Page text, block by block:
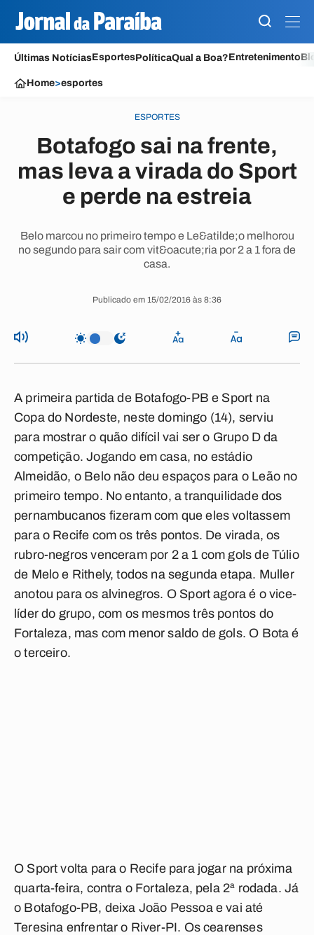
Últimas NotíciasEsportesPolíticaQual a Boa?Entretenimento
Home>esportes
ESPORTES
Botafogo sai na frente,
mas leva a virada do Sport
e perde na estreia
Belo marcou no primeiro tempo e Le&atilde;o melhorou
no segundo para sair com vit&oacute;ria por 2 a 1 fora de
casa.
Publicado em 15/02/2016 às 8:36
A primeira partida de Botafogo-PB e Sport na
Copa do Nordeste, neste domingo (14), serviu
para mostrar o quão difícil vai ser o Grupo D da
competição. Jogando em casa, no estádio
Almeidão, o Belo não deu espaços para o Leão no
primeiro tempo. No entanto, a tranquilidade dos
pernambucanos fizeram com que eles voltassem
para o Recife com os três pontos. De virada, os
rubro-negros venceram por 2 a 1 com gols de Túlio
de Melo e Rithely, todos na segunda etapa. Muller
anotou para os alvinegros. O Sport agora é o vice-
líder do grupo, com os mesmos três pontos do
Fortaleza, mas com menor saldo de gols. O Bota é
o terceiro.
O Sport volta para o Recife para jogar na próxima
quarta-feira, contra o Fortaleza, pela 2ª rodada. Já
o Botafogo-PB, deixa João Pessoa e vai até
Teresina enfrentar o River-PI. Os cearenses